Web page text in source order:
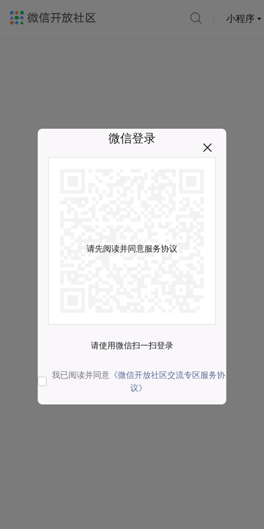
小程序
微信登录
请先阅读并同意服务协议
请使用微信扫一扫登录
我已阅读并同意 《微信开放社区交流专区服务协
议》